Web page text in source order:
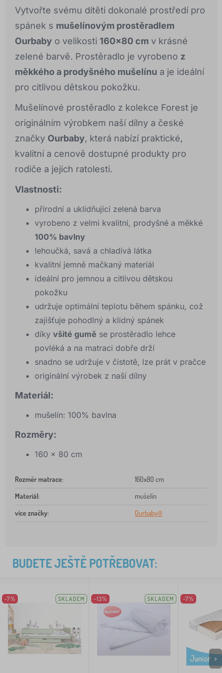
Vytvořte svému dítěti dokonalé prostředí pro
spánek s mušelínovým prostěradlem
Ourbaby o velikosti 160x80 cm v krásné
zelené barvě. Prostěradlo je vyrobeno z
měkkého a prodyšného mušelínu a je ideální
pro citlivou dětskou pokožku.
Mušelínové prostěradlo z kolekce Forest je
originálním výrobkem naší dílny a české
značky Ourbaby, která nabízí praktické,
kvalitní a cenově dostupné produkty pro
rodiče a jejich ratolesti.
Vlastnosti:
přírodní a uklidňující zelená barva
vyrobeno z velmi kvalitní, prodyšné a měkké
100% bavlny
lehoučká, savá a chladivá látka
kvalitní jemně mačkaný materiál
ideální pro jemnou a citlivou dětskou
pokožku
udržuje optimální teplotu během spánku, což
zajišťuje pohodlný a klidný spánek
díky všité gumě se prostěradlo lehce
povléká a na matraci dobře drží
snadno se udržuje v čistotě, lze prát v pračce
originální výrobek z naší dílny
Materiál:
mušelín: 100% bavlna
Rozměry:
160 x 80 cm
Rozměr matrace:
160x80 cm
Materiál:
mušelín
více značky: Ourbaby®
BUDETE JEŠTĚ POTŘEBOVAT:
-7% SKLADEM -13% SKLADEM -7%
>